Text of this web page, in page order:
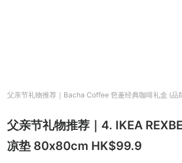
父亲节礼物推荐｜Bacha Coffee 夿萐经典咖啡礼盒 (品
父亲节礼物推荐｜4. IKEA
凉垫 80x80cm HK$99.9